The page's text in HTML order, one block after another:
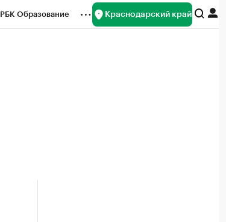
РБК Образование Краснодарский край